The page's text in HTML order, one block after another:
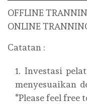
OFFLINE
ONLINE
Catatan :
Investasi
menyesuaikan
*Please feel free